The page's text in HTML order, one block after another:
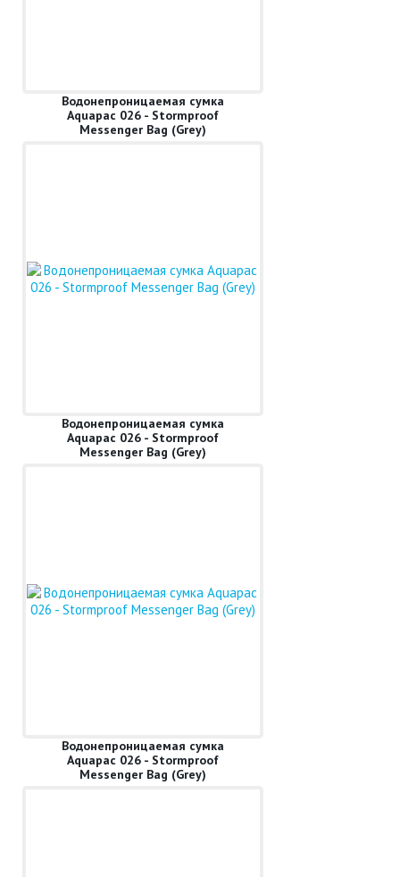
Водонепроницаемая сумка
Aquapac 026 - Stormproof
Messenger Bag (Grey)
Водонепроницаемая сумка
Aquapac 026 - Stormproof
Messenger Bag (Grey)
Водонепроницаемая сумка
Aquapac 026 - Stormproof
Messenger Bag (Grey)